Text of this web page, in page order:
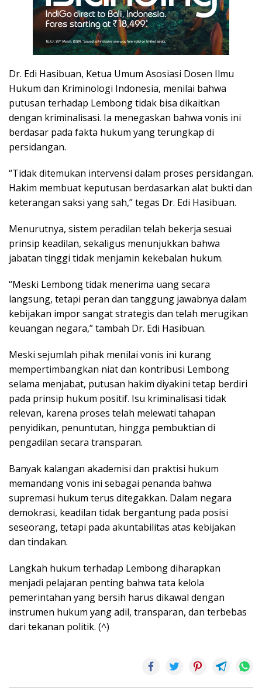
Dr. Edi Hasibuan, Ketua Umum Asosiasi Dosen Ilmu
Hukum dan Kriminologi Indonesia, menilai bahwa
putusan terhadap Lembong tidak bisa dikaitkan
dengan kriminalisasi. Ia menegaskan bahwa vonis ini
berdasar pada fakta hukum yang terungkap di
persidangan.
“Tidak ditemukan intervensi dalam proses persidangan.
Hakim membuat keputusan berdasarkan alat bukti dan
keterangan saksi yang sah,” tegas Dr. Edi Hasibuan.
Menurutnya, sistem peradilan telah bekerja sesuai
prinsip keadilan, sekaligus menunjukkan bahwa
jabatan tinggi tidak menjamin kekebalan hukum.
“Meski Lembong tidak menerima uang secara
langsung, tetapi peran dan tanggung jawabnya dalam
kebijakan impor sangat strategis dan telah merugikan
keuangan negara,” tambah Dr. Edi Hasibuan.
Meski sejumlah pihak menilai vonis ini kurang
mempertimbangkan niat dan kontribusi Lembong
selama menjabat, putusan hakim diyakini tetap berdiri
pada prinsip hukum positif. Isu kriminalisasi tidak
relevan, karena proses telah melewati tahapan
penyidikan, penuntutan, hingga pembuktian di
pengadilan secara transparan.
Banyak kalangan akademisi dan praktisi hukum
memandang vonis ini sebagai penanda bahwa
supremasi hukum terus ditegakkan. Dalam negara
demokrasi, keadilan tidak bergantung pada posisi
seseorang, tetapi pada akuntabilitas atas kebijakan
dan tindakan.
Langkah hukum terhadap Lembong diharapkan
menjadi pelajaran penting bahwa tata kelola
pemerintahan yang bersih harus dikawal dengan
instrumen hukum yang adil, transparan, dan terbebas
dari tekanan politik. (^)